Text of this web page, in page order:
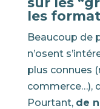
les
Beaucoup de
n’osent
plus connues
commerce…),
Pourtant, de